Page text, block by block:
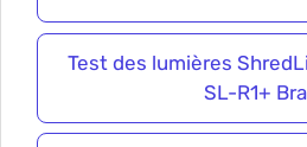
Test des lumières
SL-R1+